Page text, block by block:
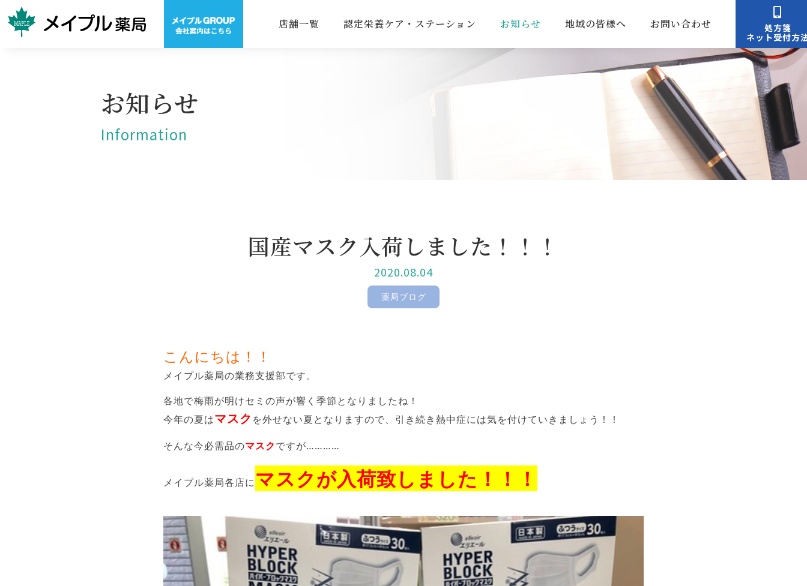
店舗一覧 認定栄養ケア・ステーション お知らせ 地域の皆様へ お問い合わせ
処方箋
ネット受付方
お知らせ
Information
国産マスク入荷しました！！！
2020.08.04
薬局ブログ
こんにちは！！
メイプル薬局の業務支援部です。
各地で梅雨が明けセミの声が響く季節となりましたね！
今年の夏はマスク を外せない夏となりますので、引き続き熱中症には気を付けていきましょう！！
そんな今必需品のマスクですが…………
メイプル薬局各店にマスクが入荷致しました！！！